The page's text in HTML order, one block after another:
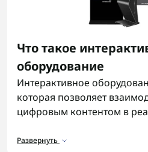
Что такое
оборудование
Интерактивное
которая позволяет
цифровым контентом в
устройства управления. По
Развернуть